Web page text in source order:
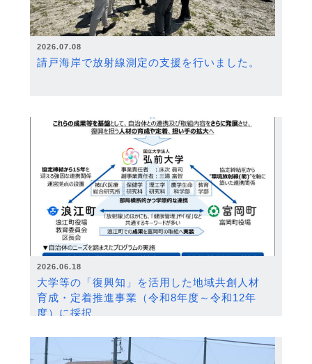
2026.07.08
請戸海岸で放射線測定の支援を行いました。
2026.06.18
大学等の「復興知」を活用した地域共創人材
育成・定着推進事業（令和8年度～令和12年
度）に採択